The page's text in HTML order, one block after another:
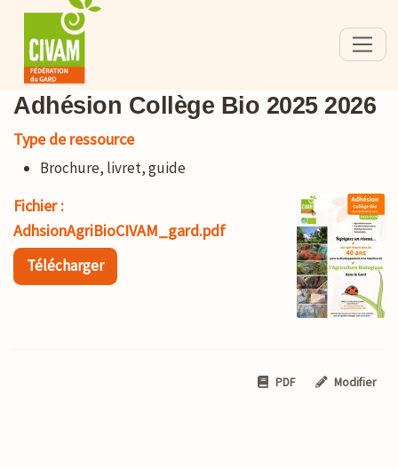
Adhésion Collège Bio 2025 2026
Type de ressource
Brochure, livret, guide
Fichier :
AdhsionAgriBioCIVAM_gard.pdf
Télécharger
PDF Modifier